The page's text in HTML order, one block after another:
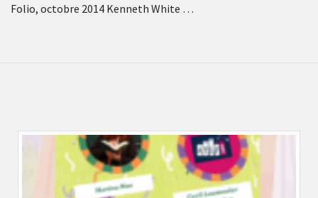
Folio, octobre 2014 Kenneth White …